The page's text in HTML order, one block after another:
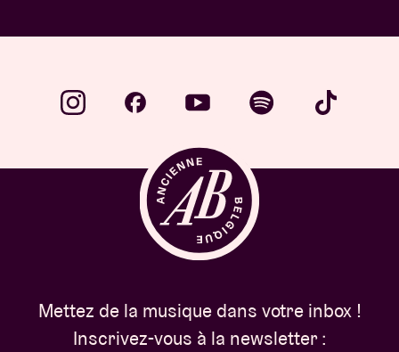
Mettez de la musique dans votre inbox !
Inscrivez-vous à la newsletter :